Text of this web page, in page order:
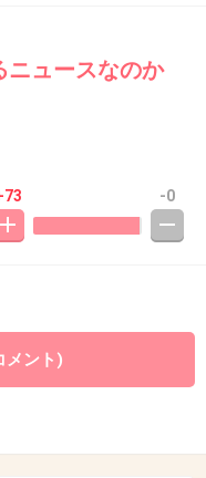
ニュースなのか
-0
メント)